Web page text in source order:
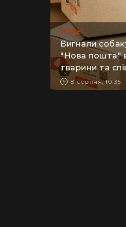
STYLE
Вигнали
"Нова пошта"
тварини та
8 серпня, 10:35